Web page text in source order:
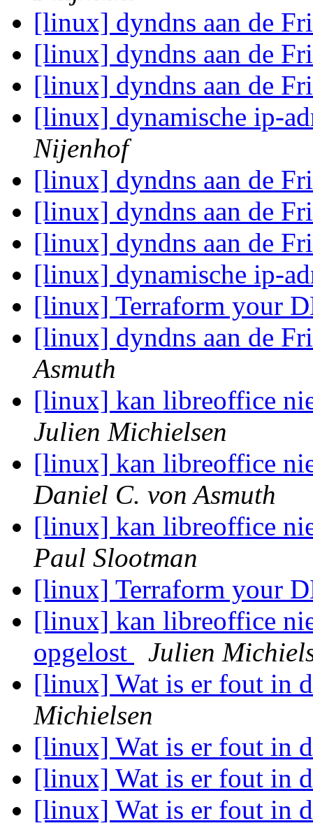
[linux] dyndns aan de
[linux] dyndns aan de
[linux] dyndns aan de
[linux] dynamische ip-
Nijenhof
[linux] dyndns aan de
[linux] dyndns aan de
[linux] dyndns aan de
[linux] dynamische ip-
[linux] Terraform your
[linux] dyndns aan de
Asmuth
[linux] kan libreoffice
Julien Michielsen
[linux] kan libreoffice
Daniel C. von Asmuth
[linux] kan libreoffice
Paul Slootman
[linux] Terraform your
[linux] kan libreoffice
opgelost
Julien
[linux] Wat is er fout in
Michielsen
[linux] Wat is er fout in
[linux] Wat is er fout in
[linux] Wat is er fout in